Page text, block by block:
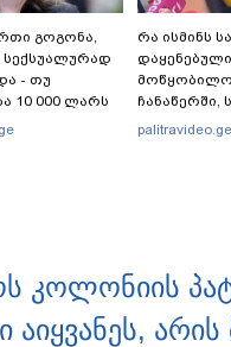
გოგონა,
სექსუალურად
- თუ
10 000 ლარს
რა ისმინს
ჩანაწერში,
იმნაძე
palitravideo.ge
კოლონიის
აიყვანეს,